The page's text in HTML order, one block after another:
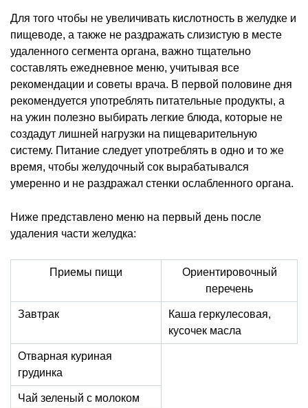
Для того чтобы не увеличивать кислотность в желудке и
пищеводе, а также не раздражать слизистую в месте
удаленного сегмента органа, важно тщательно
составлять ежедневное меню, учитывая все
рекомендации и советы врача. В первой половине дня
рекомендуется употреблять питательные продукты, а
на ужин полезно выбирать легкие блюда, которые не
создадут лишней нагрузки на пищеварительную
систему. Питание следует употреблять в одно и то же
время, чтобы желудочный сок вырабатывался
умеренно и не раздражал стенки ослабленного органа.
Ниже представлено меню на первый день после
удаления части желудка:
Приемы пищи
Ориентировочный
перечень
Завтрак
Каша геркулесовая,
кусочек масла
Отварная куриная
грудинка
Чай зеленый с молоком